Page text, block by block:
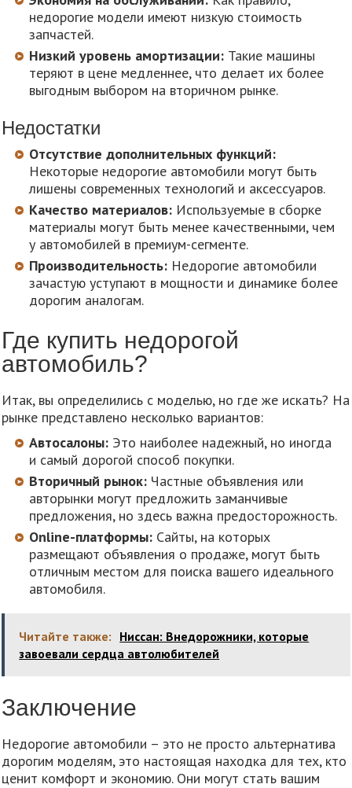
недорогие модели имеют низкую стоимость
запчастей.
Низкий уровень амортизации: Такие машины
теряют в цене медленнее, что делает их более
выгодным выбором на вторичном рынке.
Недостатки
Отсутствие дополнительных функций:
Некоторые недорогие автомобили могут быть
лишены современных технологий и аксессуаров.
Качество материалов: Используемые в сборке
материалы могут быть менее качественными, чем
у автомобилей в премиум-сегменте.
Производительность: Недорогие автомобили
зачастую уступают в мощности и динамике более
дорогим аналогам.
Где купить недорогой
автомобиль?
Итак, вы определились с моделью, но где же искать? На
рынке представлено несколько вариантов:
Автосалоны: Это наиболее надежный, но иногда
и самый дорогой способ покупки.
Вторичный рынок: Частные объявления или
авторынки могут предложить заманчивые
предложения, но здесь важна предосторожность.
Online-платформы: Сайты, на которых
размещают объявления о продаже, могут быть
отличным местом для поиска вашего идеального
автомобиля.
Читайте также: Ниссан: Внедорожники, которые
завоевали сердца автолюбителей
Заключение
Недорогие автомобили – это не просто альтернатива
дорогим моделям, это настоящая находка для тех, кто
ценит комфорт и экономию. Они могут стать вашим